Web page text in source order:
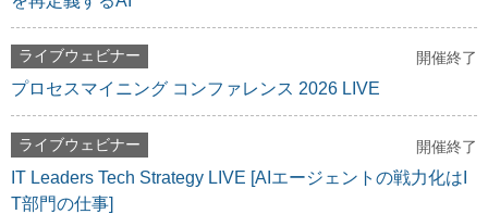
ライブウェビナー 開催終了
プロセスマイニング コンファレンス 2026 LIVE
ライブウェビナー 開催終了
IT Leaders Tech Strategy LIVE [AIエージェントの戦力化はI
T部門の仕事]